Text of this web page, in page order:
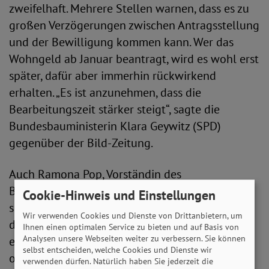
zweifelhaft. Mehrere Stellen warnen, dass es zu
großen Verzögerungen zwischen Antragsstellung
und der Bewilligung kommen kann. Wer das
Wohngeld ab Januar beantragt, wird es wohl erst
später, dafür aber immerhin rückwirkend
erhalten. „Es ist anzunehmen, dass die
Bearbeitungszeit stärker steigt“, sagte die
Bundesbauministerin Klara Geywitz (SPD)
gegenüber der Bild-Zeitung.
Auch Ramona Pop, Vorständin des
Bundesverbandes der Verbraucherzentralen,
sieht ein solches Szenario kommen. Gegenüber
der Welt sagte sie, es drohe zum Jahresanfang
ein „Ämter-Chaos, sodass Menschen wochen-
oder sogar monatelang auf die Bearbeitung und
Cookie-Hinweis und Einstellungen
Wir verwenden Cookies und Dienste von Drittanbietern, um
Ihnen einen optimalen Service zu bieten und auf Basis von
Analysen unsere Webseiten weiter zu verbessern. Sie können
selbst entscheiden, welche Cookies und Dienste wir
verwenden dürfen. Natürlich haben Sie jederzeit die